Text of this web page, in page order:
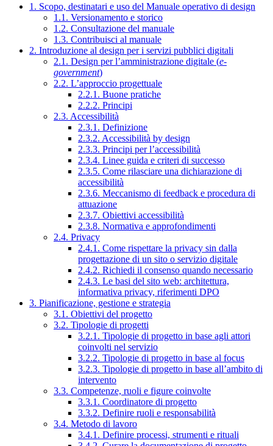
1. Scopo, destinatari e uso del Manuale operativo di design
1.1. Versionamento e storico
1.2. Consultazione del manuale
1.3. Contribuisci al manuale
2. Introduzione al design per i servizi pubblici digitali
2.1. Design per l’amministrazione digitale (e-
government)
2.2. L’approccio progettuale
2.2.1. Buone pratiche
2.2.2. Principi
2.3. Accessibilità
2.3.1. Definizione
2.3.2. Accessibilità by design
2.3.3. Principi per l’accessibilità
2.3.4. Linee guida e criteri di successo
2.3.5. Come rilasciare una dichiarazione di
accessibilità
2.3.6. Meccanismo di feedback e procedura di
attuazione
2.3.7. Obiettivi accessibilità
2.3.8. Normativa e approfondimenti
2.4. Privacy
2.4.1. Come rispettare la privacy sin dalla
progettazione di un sito o servizio digitale
2.4.2. Richiedi il consenso quando necessario
2.4.3. Le basi del sito web: architettura,
informativa privacy, riferimenti DPO
3. Pianificazione, gestione e strategia
3.1. Obiettivi del progetto
3.2. Tipologie di progetti
3.2.1. Tipologie di progetto in base agli attori
coinvolti nel servizio
3.2.2. Tipologie di progetto in base al focus
3.2.3. Tipologie di progetto in base all’ambito di
intervento
3.3. Competenze, ruoli e figure coinvolte
3.3.1. Coordinatore di progetto
3.3.2. Definire ruoli e responsabilità
3.4. Metodo di lavoro
3.4.1. Definire processi, strumenti e rituali